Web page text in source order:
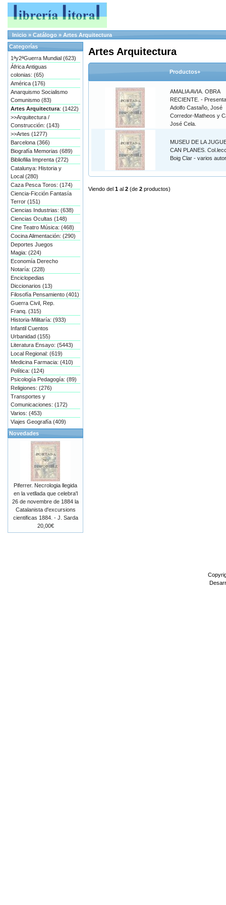
Inicio » Catálogo » Artes Arquitectura
Artes Arquitectura
Productos+
AMALIA AVIA. OBRA
RECIENTE. -
Adolfo Castaño, José
Corredor-Matheos y
José Cela.
MUSEU DE LA
CAN PLANES.
Boig Clar - varios
Viendo del 1 al 2 (de 2 productos)
Categorías
1ªy2ªGuerra Mundial (623)
África Antiguas
colonias: (65)
América (176)
Anarquismo Socialismo
Comunismo (83)
Artes Arquitectura: (1422)
>>Arquitectura /
Construcción: (143)
>>Artes (1277)
Barcelona (366)
Biografía Memorias (689)
Bibliofilia Imprenta (272)
Catalunya: Historia y
Local (280)
Caza Pesca Toros: (174)
Ciencia-Ficción Fantasía
Terror (151)
Ciencias Industrias: (638)
Ciencias Ocultas (148)
Cine Teatro Música: (468)
Cocina Alimentación: (290)
Deportes Juegos
Magia: (224)
Economía Derecho
Notaría: (228)
Enciclopedias
Diccionarios (13)
Filosofía Pensamiento (401)
Guerra Civil, Rep.
Franq. (315)
Historia-Militaría: (933)
Infantil Cuentos
Urbanidad (155)
Literatura Ensayo: (5443)
Local Regional: (619)
Medicina Farmacia: (410)
Política: (124)
Psicología Pedagogía: (89)
Religiones: (276)
Transportes y
Comunicaciones: (172)
Varios: (453)
Viajes Geografía (409)
Novedades
Piferrer. Necrologia llegida
en la vetllada que celebra'l
26 de novembre de 1884 la
Catalanista d'excursions
cientificas 1884. - J. Sarda
20,00€